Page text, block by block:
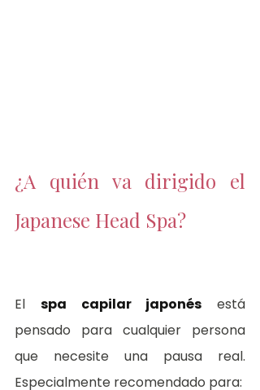
¿A quién va dirigido el
Japanese Head Spa?
El spa capilar japonés está
pensado para cualquier persona
que necesite una pausa real.
Especialmente recomendado para: